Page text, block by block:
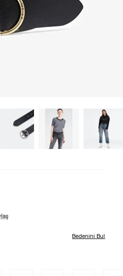
Bedenini Bul